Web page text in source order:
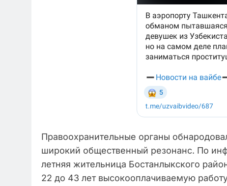
Правоохранительные органы
широкий общественный резонанс. По
летняя жительница Бостанлыкского
22 до 43 лет высокооплачиваемую